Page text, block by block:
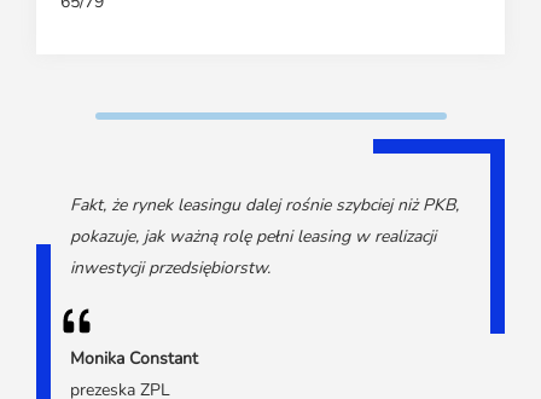
Fakt, że rynek leasingu dalej rośnie szybciej niż PKB,
pokazuje, jak ważną rolę pełni leasing w realizacji
inwestycji przedsiębiorstw.
Monika Constant
prezeska ZPL